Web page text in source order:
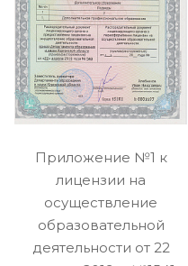
Приложение №1 к
лицензии на
осуществление
образовательной
деятельности от 22